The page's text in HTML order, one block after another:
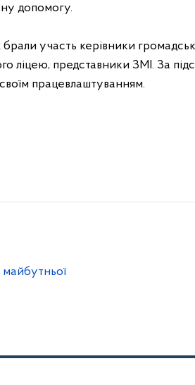
допомогу.
брали участь керівники
ліцею, представники ЗМІ. За
працевлаштуванням.